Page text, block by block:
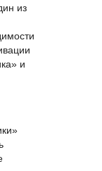
из
и